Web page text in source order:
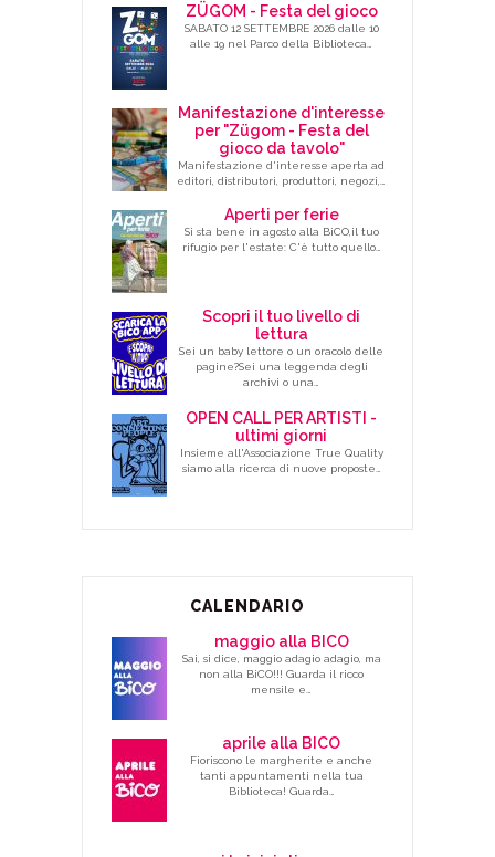
ZÜGOM - Festa del gioco
SABATO 12 SETTEMBRE 2026 dalle 10
alle 19 nel Parco della Biblioteca…
Manifestazione d'interesse
per "Zügom - Festa del
gioco da tavolo"
Manifestazione d'interesse aperta ad
editori, distributori, produttori, negozi,…
Aperti per ferie
Si sta bene in agosto alla BiCO,il tuo
rifugio per l'estate: C'è tutto quello…
Scopri il tuo livello di
lettura
Sei un baby lettore o un oracolo delle
pagine?Sei una leggenda degli
archivi o una…
OPEN CALL PER ARTISTI -
ultimi giorni
Insieme all'Associazione True Quality
siamo alla ricerca di nuove proposte…
CALENDARIO
maggio alla BICO
Sai, si dice, maggio adagio adagio, ma
non alla BiCO!!! Guarda il ricco
mensile e…
aprile alla BICO
Fioriscono le margherite e anche
tanti appuntamenti nella tua
Biblioteca! Guarda…